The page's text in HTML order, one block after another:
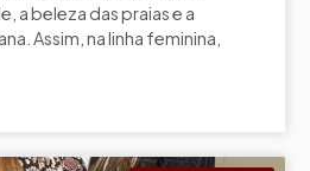
a beleza das praias e a
Assim, na linha feminina,